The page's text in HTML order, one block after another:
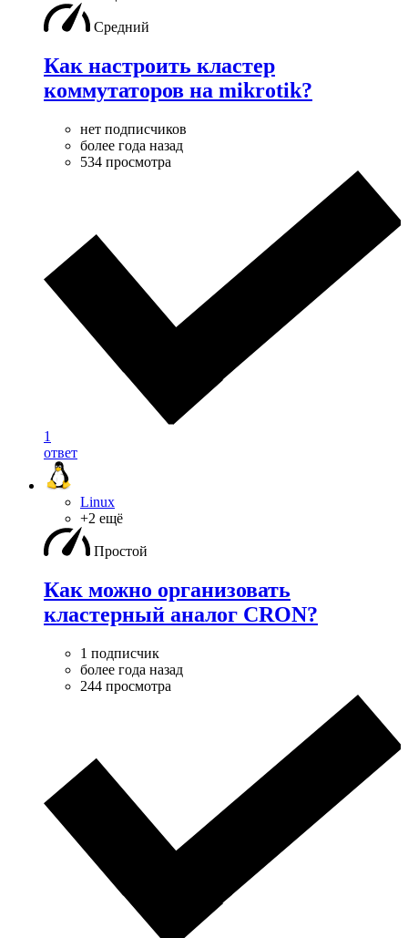
Средний
Как настроить кластер
коммутаторов на mikrotik?
нет подписчиков
более года назад
534 просмотра
1
ответ
Linux
+2 ещё
Простой
Как можно организовать
кластерный аналог CRON?
1 подписчик
более года назад
244 просмотра